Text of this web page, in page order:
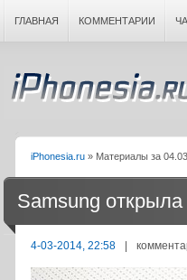
ГЛАВНАЯ КОММЕНТАРИИ
iPhonesia.ru » Материалы за
Samsung
4-03-2014, 22:58 |